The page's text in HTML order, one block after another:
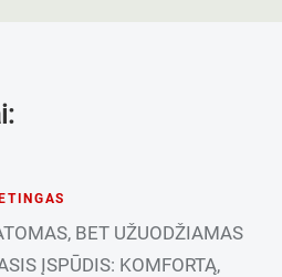
BET UŽUODŽIAMAS
ĮSPŪDIS: KOMFORTĄ,